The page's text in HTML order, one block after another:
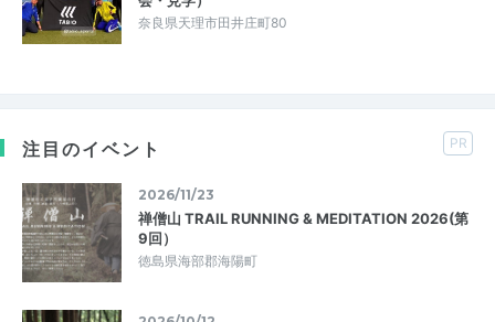
奈良県天理市田井庄町80
注目のイベント PR
2026/11/23
禅僧山 TRAIL RUNNING & MEDITATION 2026(第
9回）
徳島県海部郡海陽町